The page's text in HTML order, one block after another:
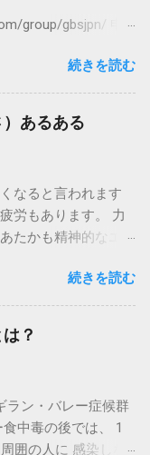
状は４週以内にピ
おりません。 難病
えあい医療人権セン
group/gbsjpn/ 申
メールが届きま
込むこともできま
には、パソコンや
できます。 ビデオ
に続いて、スマホ
す。 １．ブラウザ
新されていること
たリンクをクリッ
何もインストール
張機能などのイン
許可してくださ
your name」もし
続きを読む
あるある
なると言われます
労もあります。 力
たかも精神的なエ
勢の崩れなども起
の人に理解しても
を説明する時の参
労の具体的な症状
体を動かしにく
きない（例：頭が
続きを読む
？
ラン・バレー症候群
中毒の後では、 1
囲の人に 感染しな